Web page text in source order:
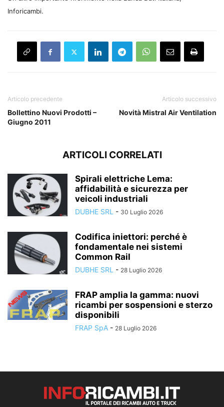
Inforicambi.
Articolo precedente
Bollettino Nuovi Prodotti –
Giugno 2011
Articolo successivo
Novità Mistral Air Ventilation
ARTICOLI CORRELATI
Spirali elettriche Lema:
affidabilità e sicurezza per
veicoli industriali
DUBHE SRL - 30 Luglio 2026
Codifica iniettori: perché è
fondamentale nei sistemi
Common Rail
DUBHE SRL - 28 Luglio 2026
FRAP amplia la gamma: nuovi
ricambi per sospensioni e sterzo
disponibili
FRAP SpA - 28 Luglio 2026